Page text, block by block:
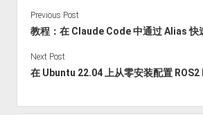
Previous Post
教程：在 Claude Code 中通过 Alias 快
Next Post
在 Ubuntu 22.04 上从零安装配置 ROS2